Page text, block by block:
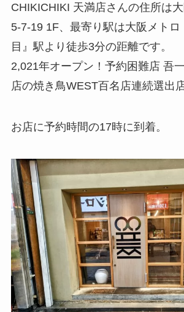
CHIKICHIKI 天満店さんの住所は
5-7-19 1F、最寄り駅は大阪メト
目』駅より徒歩3分の距離です。
2,021年オープン！予約困難店 吾
店の焼き鳥WEST百名店連続選出
お店に予約時間の17時に到着。